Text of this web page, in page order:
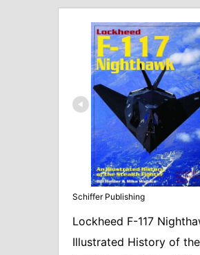
Schiffer Publishing
Lockheed F-117
Illustrated History of